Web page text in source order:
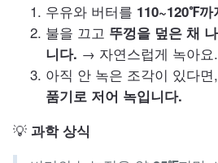
우유와 버터를 110~120℉까
불을 끄고 뚜껑을 덮은 채
니다. → 자연스럽게 녹아요.
아직 안 녹은 조각이 있다면,
품기로 저어 녹입니다.
💡 과학 상식